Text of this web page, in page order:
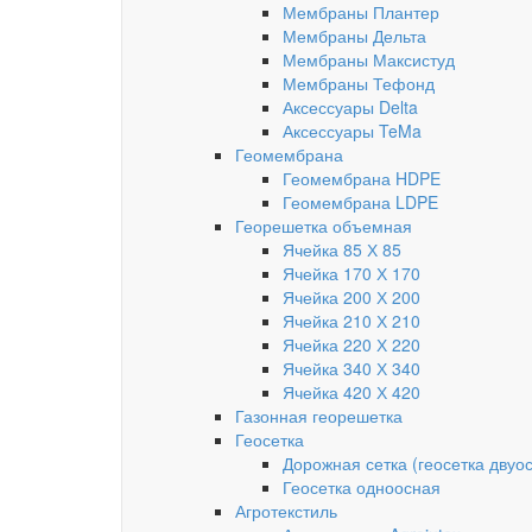
Мембраны Плантер
Мембраны Дельта
Мембраны Максистуд
Мембраны Тефонд
Аксессуары Delta
Аксессуары TeMa
Геомембрана
Геомембрана HDPE
Геомембрана LDPE
Георешетка объемная
Ячейка 85 Х 85
Ячейка 170 Х 170
Ячейка 200 Х 200
Ячейка 210 Х 210
Ячейка 220 Х 220
Ячейка 340 Х 340
Ячейка 420 Х 420
Газонная георешетка
Геосетка
Дорожная сетка (геосетка
Геосетка одноосная
Агротекстиль